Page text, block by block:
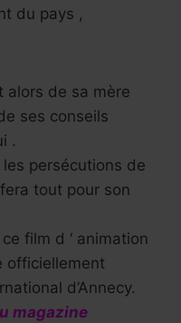
du pays ,
alors de sa mère
ses conseils
.
persécutions de
tout pour son
film d ‘ animation
officiellement
d’Annecy.
magazine